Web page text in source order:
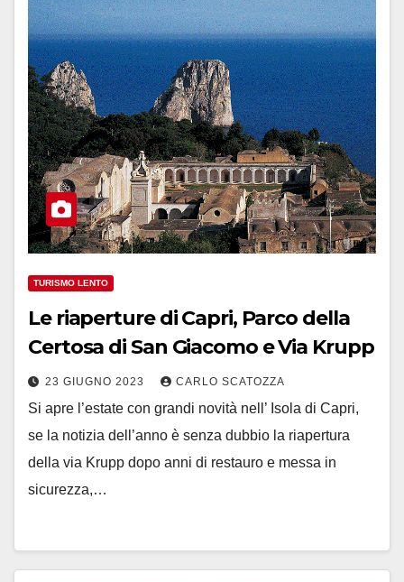
TURISMO LENTO
Le riaperture di Capri, Parco della
Certosa di San Giacomo e Via Krupp
23 GIUGNO 2023 CARLO SCATOZZA
Si apre l’estate con grandi novità nell’ Isola di Capri,
se la notizia dell’anno è senza dubbio la riapertura
della via Krupp dopo anni di restauro e messa in
sicurezza,…